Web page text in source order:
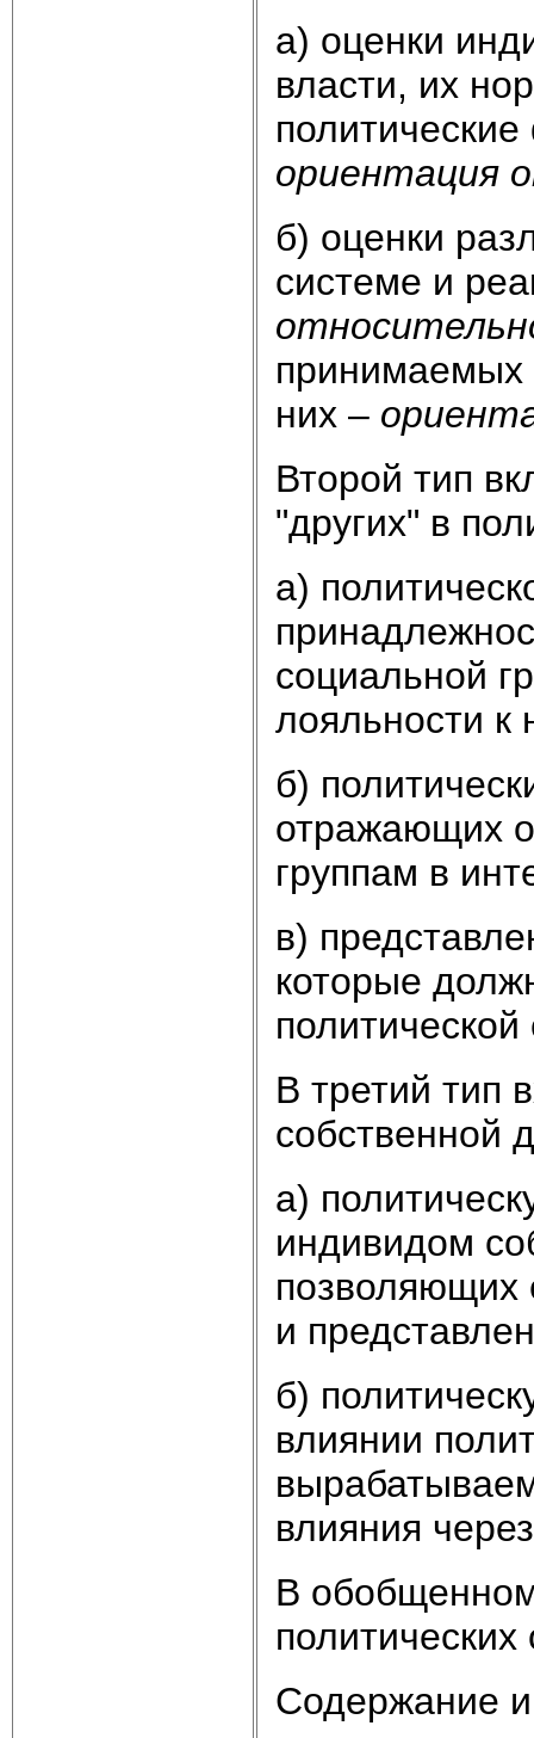
а) оценки
власти, их
ориентация
б) оценки
системе и
принимаемых
них –
Второй тип
"других" в
а)
социальной
лояльности к
б)
отражающих
группам в
в)
которые
В третий тип
собственной
а)
индивидом
позволяющих
и
б)
влиянии
влияния
В
Содержание и